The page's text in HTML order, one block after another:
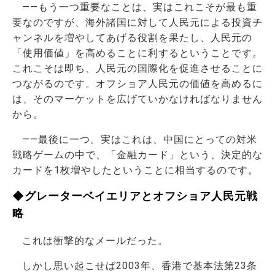
――もう一つ重要なことは、実はこれこそが最も重
要なのですが、海外諸国に対して人民元による投資チ
ャンネルを増やしてあげる役割を果たし、人民元の
「使用価値」を高めることに利するということです。
これこそは即ち、人民元の国際化を促進させることに
つながるのです。オフショア人民元の価値を高めるに
は、そのマーケットを広げていかなければなりません
から。
――最後に一つ。実はこれは、中国にとっての対米
戦略ゲームの中で、「金融カード」という、決定的な
カードを1枚増やしたということに相当するのです。
◆グレーターベイエリアとオフショア人民元戦
略
これは衝撃的なメールだった。
しかし思い起こせば2003年、香港で基本法第23条